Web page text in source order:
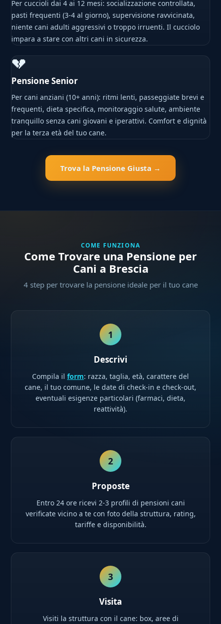
Per cuccioli dai 4 ai 12 mesi: socializzazione controllata,
pasti frequenti (3-4 al giorno), supervisione ravvicinata,
niente cani adulti aggressivi o troppo irruenti. Il cucciolo
impara a stare con altri cani in sicurezza.
💔
Pensione Senior
Per cani anziani (10+ anni): ritmi lenti, passeggiate brevi e
frequenti, dieta specifica, monitoraggio salute, ambiente
tranquillo senza cani giovani e iperattivi. Comfort e dignità
per la terza età del tuo cane.
Trova la Pensione Giusta →
COME FUNZIONA
Come Trovare una Pensione per
Cani a Brescia
4 step per trovare la pensione ideale per il tuo cane
1
Descrivi
Compila il form: razza, taglia, età, carattere del
cane, il tuo comune, le date di check-in e check-out,
eventuali esigenze particolari (farmaci, dieta,
reattività).
2
Proposte
Entro 24 ore ricevi 2-3 profili di pensioni cani
verificate vicino a te con foto della struttura, rating,
tariffe e disponibilità.
3
Visita
Visiti la struttura con il cane: box, aree di